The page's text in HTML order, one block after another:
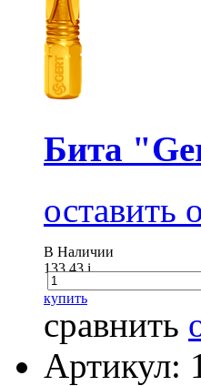
Бита
оставить
В Наличии
133.43i
купить
сравнить
Артикул: